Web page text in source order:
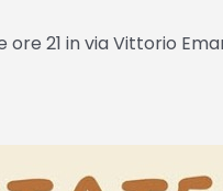
ore 21 in via Vittorio